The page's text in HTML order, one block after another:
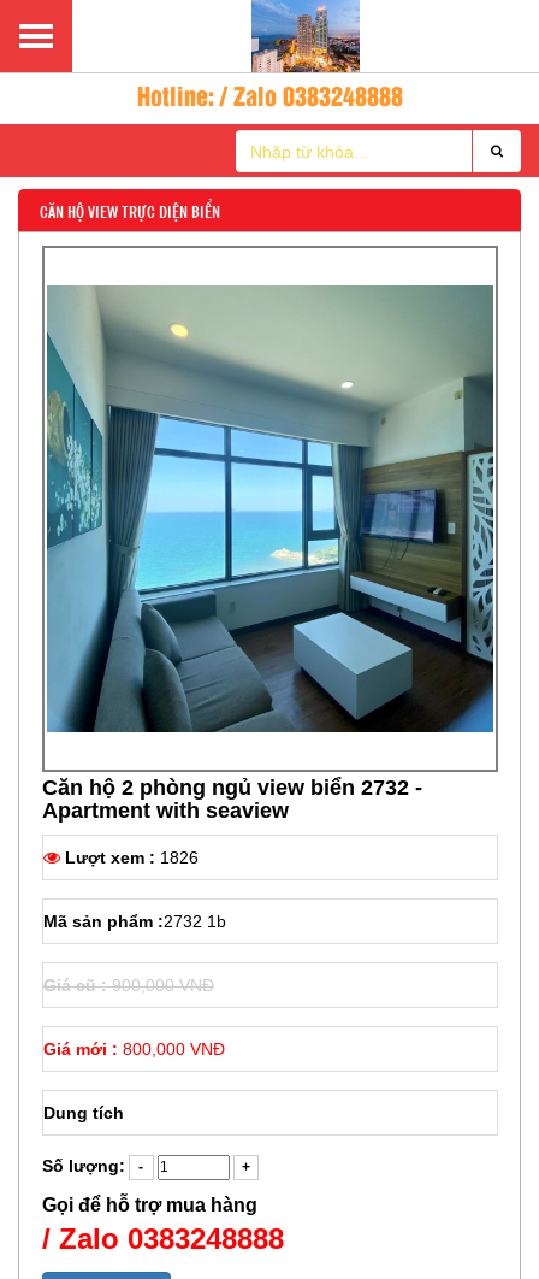
Hotline: / Zalo 0383248888
CĂN HỘ VIEW TRỰC DIỆN BIỂN
Căn hộ 2 phòng ngủ view biển 2732 -
Apartment with seaview
Lượt xem : 1826
Mã sản phẩm :2732 1b
Giá cũ :900,000 VNĐ
Giá mới : 800,000 VNĐ
Dung tích
Số lượng:
Gọi để hỗ trợ mua hàng
/ Zalo 0383248888